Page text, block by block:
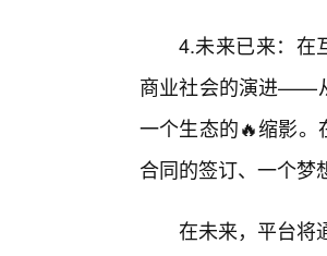
4.未来已来：在
商业社会的演进——
一个生态的🔥缩影。
合同的签订、一个梦
在未来，平台将